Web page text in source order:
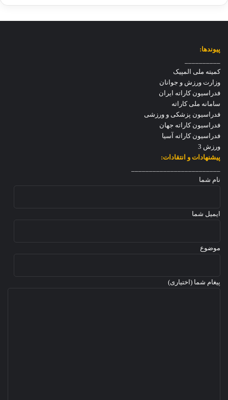
پیوندها:
کمیته ملی المپیک
وزارت ورزش و جوانان
فدراسیون کاراته ایران
سامانه ملی کاراته
فدراسیون پزشکی و ورزشی
فدراسیون کاراته جهان
فدراسیون کاراته آسیا
ورزش 3
پیشنهادات و انتقادات:
نام شما
ایمیل شما
موضوع
پیغام شما (اختیاری)